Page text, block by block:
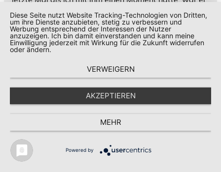
nicht in der Lage, Worte zu formulieren. Aber das
kann natürlich auch an den Drogen gelegen haben
oder daran dass er dermaßen gefickt wurde, dass er
noch im Sperma- und Schwanz-Delirium war.
telefonieren (versuchen) möchtest oder lieber nicht.
Ich denke mein Status ist mittlerweile so gefestigt,
dass ich das hinbekommen würde. Ich habe ja auch
betreuen, also sein Leibwächtern und andere
Männern, die direkten Zugang zu ihm haben. Da wäre
es bestimmt möglich, ein Telefonat hinzubekommen,
wenn du es möchtest. Da kannst du mir ja bitte
Diese Seite nutzt Website Tracking-Technologien von Dritten,
um ihre Dienste anzubieten, stetig zu verbessern und
Werbung entsprechend der Interessen der Nutzer
anzuzeigen. Ich bin damit einverstanden und kann meine
Einwilligung jederzeit mit Wirkung für die Zukunft widerrufen
oder ändern.
VERWEIGERN
AKZEPTIEREN
MEHR
Powered by